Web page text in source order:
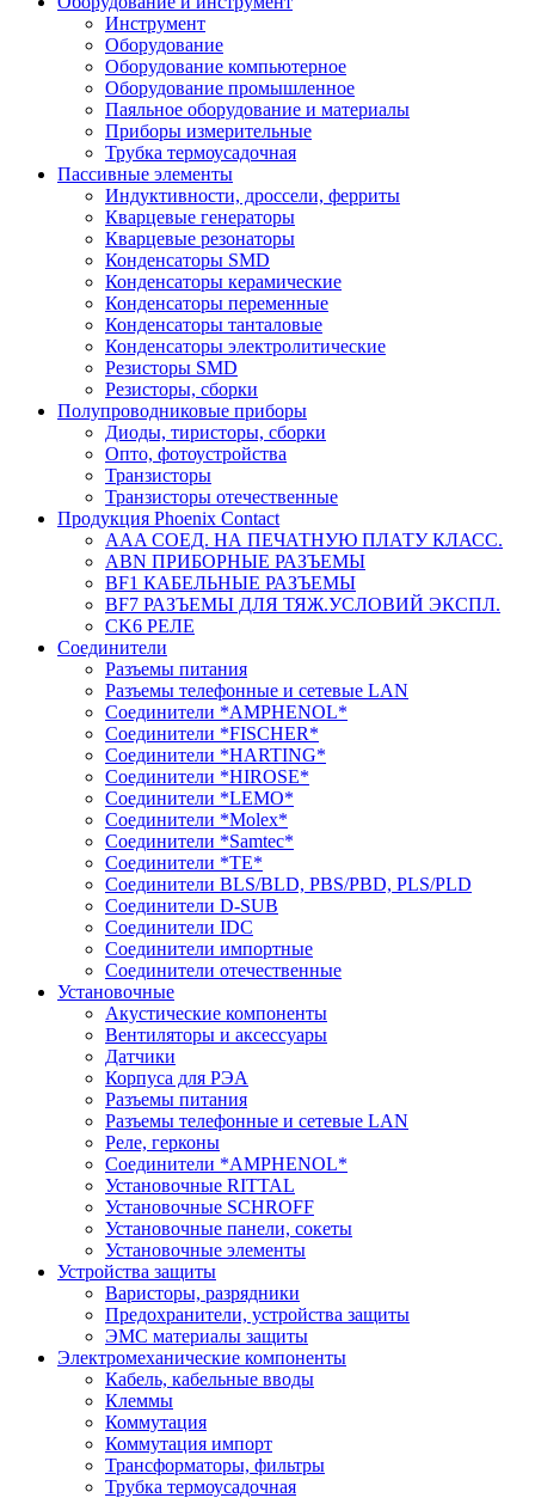
Инструмент
Оборудование
Оборудование компьютерное
Оборудование промышленное
Паяльное оборудование и материалы
Приборы измерительные
Трубка термоусадочная
Пассивные элементы
Индуктивности, дроссели, ферриты
Кварцевые генераторы
Кварцевые резонаторы
Конденсаторы SMD
Конденсаторы керамические
Конденсаторы переменные
Конденсаторы танталовые
Конденсаторы электролитические
Резисторы SMD
Резисторы, сборки
Полупроводниковые приборы
Диоды, тиристоры, сборки
Опто, фотоустройства
Транзисторы
Транзисторы отечественные
Продукция Phoenix Contact
AAA СОЕД. НА ПЕЧАТНУЮ ПЛАТУ КЛАСС.
ABN ПРИБОРНЫЕ РАЗЪЕМЫ
BF1 КАБЕЛЬНЫЕ РАЗЪЕМЫ
BF7 РАЗЪЕМЫ ДЛЯ ТЯЖ.УСЛОВИЙ ЭКСПЛ.
CK6 РЕЛЕ
Соединители
Разъемы питания
Разъемы телефонные и сетевые LAN
Соединители *AMPHENOL*
Соединители *FISCHER*
Соединители *HARTING*
Соединители *HIROSE*
Соединители *LEMO*
Соединители *Molex*
Соединители *Samtec*
Соединители *TE*
Соединители BLS/BLD, PBS/PBD, PLS/PLD
Соединители D-SUB
Соединители IDC
Соединители импортные
Соединители отечественные
Установочные
Акустические компоненты
Вентиляторы и аксессуары
Датчики
Корпуса для РЭА
Разъемы питания
Разъемы телефонные и сетевые LAN
Реле, герконы
Соединители *AMPHENOL*
Установочные RITTAL
Установочные SCHROFF
Установочные панели, сокеты
Установочные элементы
Устройства защиты
Варисторы, разрядники
Предохранители, устройства защиты
ЭМС материалы защиты
Электромеханические компоненты
Кабель, кабельные вводы
Клеммы
Коммутация
Коммутация импорт
Трансформаторы, фильтры
Трубка термоусадочная